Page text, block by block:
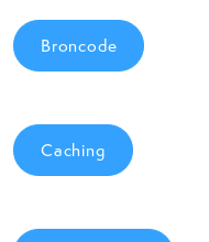
Broncode
Caching